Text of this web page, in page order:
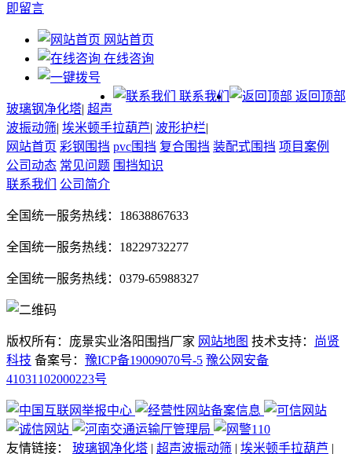
即留言
网站首页
在线咨询
返回顶部
联系我们
玻璃钢净化塔| 超声
波振动筛| 埃米顿手拉葫芦| 波形护栏|
网站首页 彩钢围挡 pvc围挡 复合围挡 装配式围挡 项目案例
公司动态 常见问题 围挡知识
联系我们
公司简介
全国统一服务热线：18638867633
全国统一服务热线：18229732277
全国统一服务热线：0379-65988327
版权所有：庞景实业洛阳围挡厂家 网站地图 技术支持：
尚贤
科技 备案号： 豫ICP备19009070号-5 豫公网安备
41031102000223号
友情链接： 玻璃钢净化塔 | 超声波振动筛 | 埃米顿手拉葫芦 |